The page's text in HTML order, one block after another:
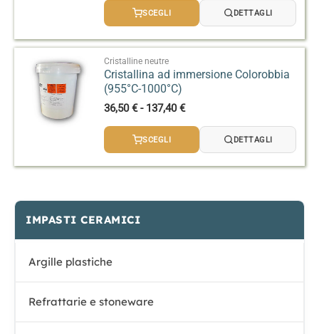
IMPASTI CERAMICI
Argille plastiche
Refrattarie e stoneware
prezzo:
a
SCEGLI DETTAGLI
Cristalline neutre
Cristallina ad immersione Colorobbia
(955°C-1000°C)
36,50€ - 137,40€Fascia
prezzo:
SCEGLI DETTAGLI